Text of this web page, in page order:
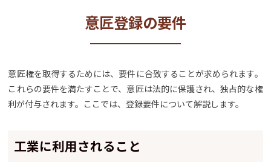
意匠登録の要件
意匠権を取得するためには、要件に合致することが求められます。
これらの要件を満たすことで、意匠は法的に保護され、独占的な権
利が付与されます。ここでは、登録要件について解説します。
工業に利用されること